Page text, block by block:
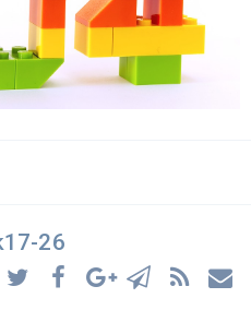
26